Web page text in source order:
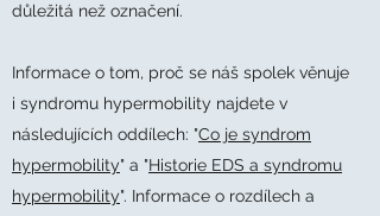
důležitá než označení.
Informace o tom, proč se náš spolek věnuje
i syndromu hypermobility najdete v
následujících oddílech: "Co je syndrom
hypermobility" a "Historie EDS a syndromu
hypermobility". Informace o rozdílech a